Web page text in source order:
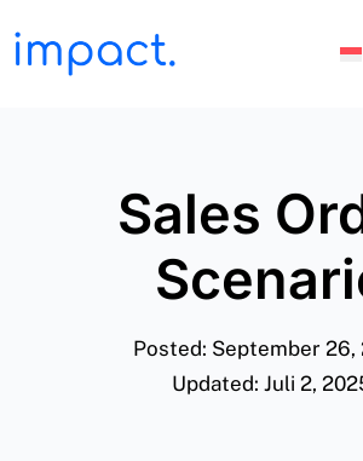
Sales
Posted: September 26,
Updated: Juli 2,